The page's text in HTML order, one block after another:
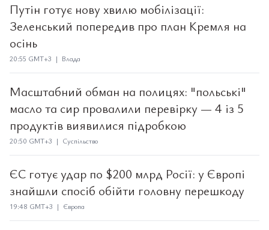
Путін готує нову хвилю мобілізації:
Зеленський попередив про план Кремля на
осінь
20:55 GMT+3 | Влада
Масштабний обман на полицях: "польські"
масло та сир провалили перевірку — 4 із 5
продуктів виявилися підробкою
20:50 GMT+3 | Суспільство
ЄС готує удар по $200 млрд Росії: у Європі
знайшли спосіб обійти головну перешкоду
19:48 GMT+3 | Європа